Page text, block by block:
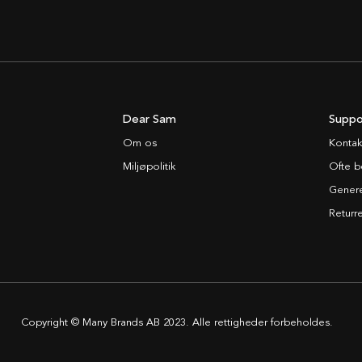
Dear Sam
Om os
Miljøpolitik
Ofte
Copyright © Many Brands AB 2023. Alle rettigheder forbeholdes.